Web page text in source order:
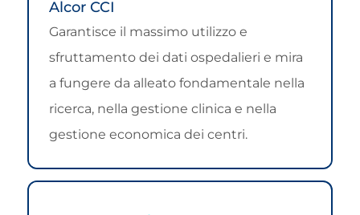
Alcor CCI
Garantisce il massimo utilizzo e
sfruttamento dei dati ospedalieri e mira
a fungere da alleato fondamentale nella
ricerca, nella gestione clinica e nella
gestione economica dei centri.